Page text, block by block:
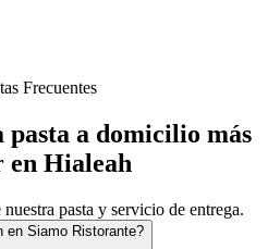
Frecuentes
pasta a domicilio más
en Hialeah
pasta y servicio de entrega.
en Siamo Ristorante?